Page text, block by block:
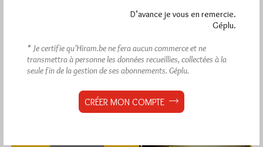
D’avance je vous en remercie.
Géplu.
* Je certifie qu’Hiram.be ne fera aucun commerce et ne
transmettra à personne les données recueillies, collectées à la
seule fin de la gestion de ses abonnements. Géplu.
CRÉER MON COMPTE